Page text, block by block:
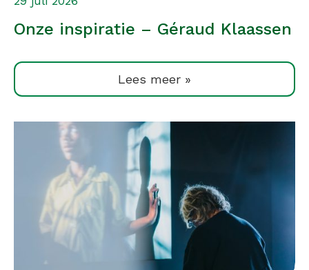
Onze inspiratie – Géraud Klaassen
Lees meer »